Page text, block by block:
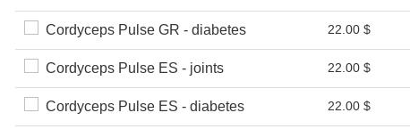
Cordyceps Pulse GR - diabetes 22.00 $
Cordyceps Pulse ES - joints 22.00 $
Cordyceps Pulse ES - diabetes 22.00 $